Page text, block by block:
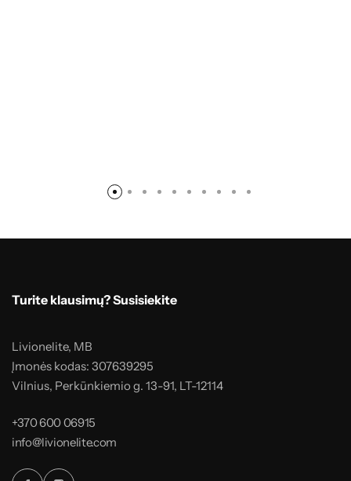
Turite klausimų? Susisiekite
Livionelite, MB
Įmonės kodas: 307639295
Vilnius, Perkūnkiemio g. 13-91, LT-12114
+370 600 06915
info@livionelite.com